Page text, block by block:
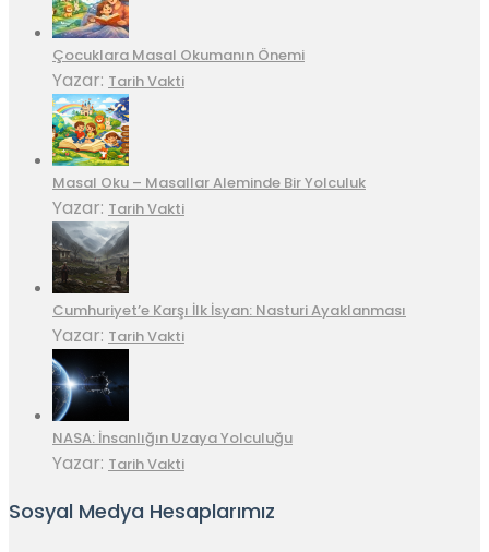
Çocuklara Masal Okumanın Önemi
Yazar: Tarih Vakti
Masal Oku – Masallar Aleminde Bir Yolculuk
Yazar: Tarih Vakti
Cumhuriyet’e Karşı İlk İsyan: Nasturi Ayaklanması
Yazar: Tarih Vakti
NASA: İnsanlığın Uzaya Yolculuğu
Yazar: Tarih Vakti
Sosyal Medya Hesaplarımız